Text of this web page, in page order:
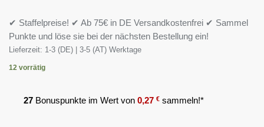
✔ Staffelpreise! ✔ Ab 75€ in DE Versandkostenfrei ✔ Sammel
Punkte und löse sie bei der nächsten Bestellung ein!
Lieferzeit: 1-3 (DE) | 3-5 (AT) Werktage
12 vorrätig
27 Bonuspunkte im Wert von 0,27 € sammeln!*